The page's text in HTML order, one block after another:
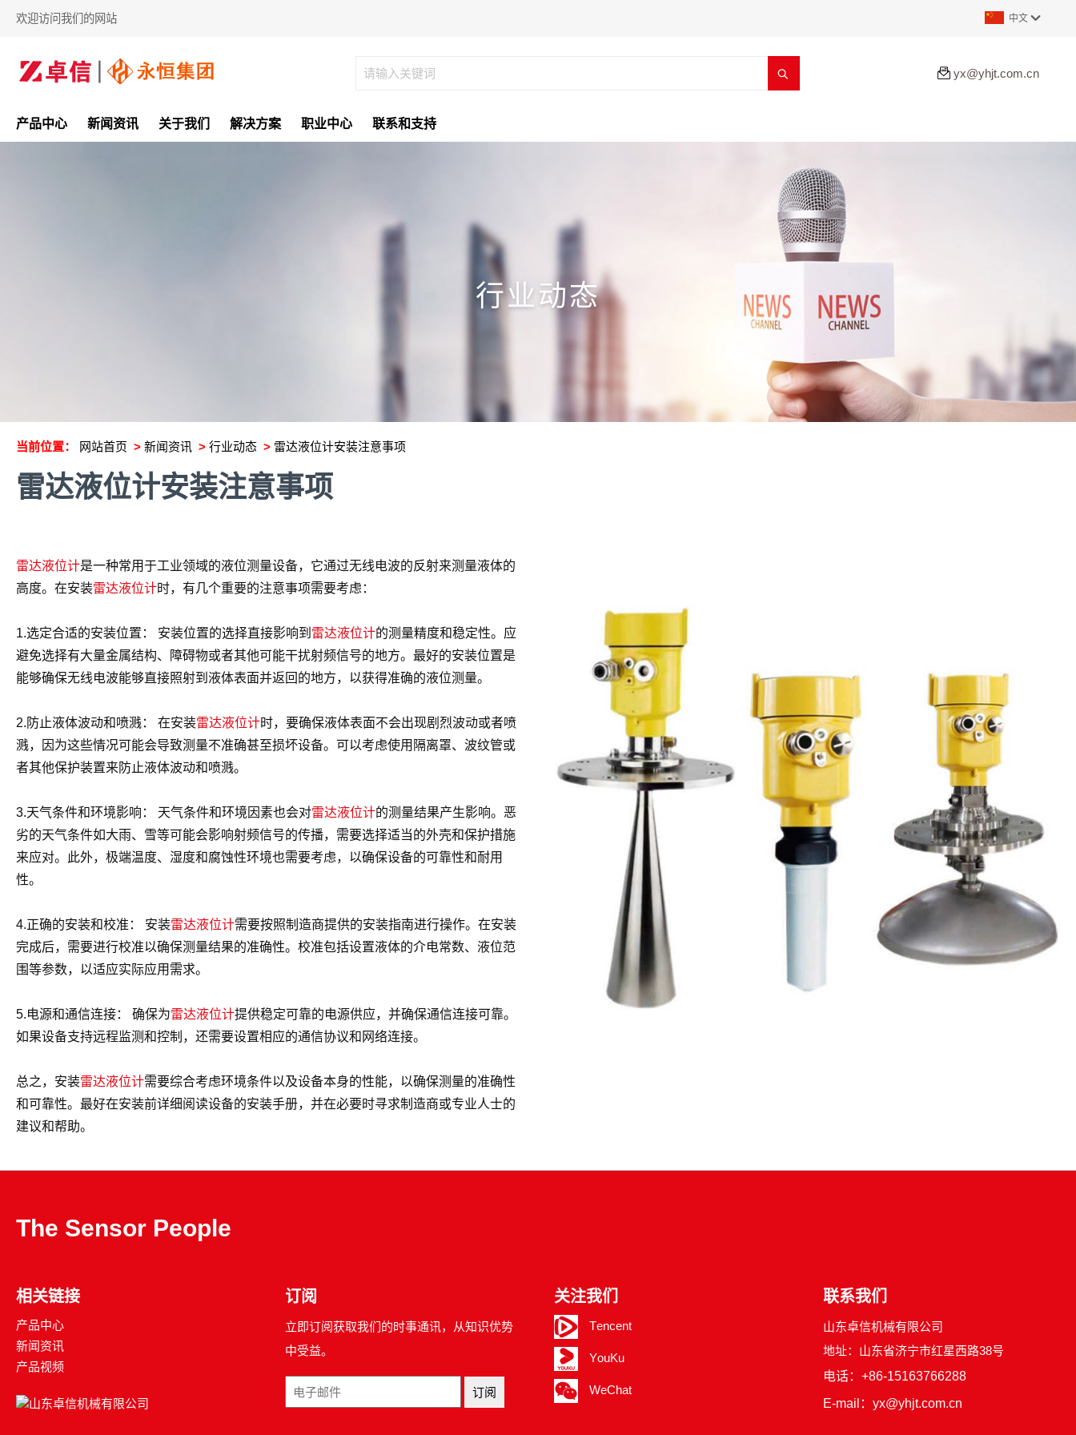
欢迎访问我们的网站 中文 
 yx@yhjt.com.cn
产品中心 新闻资讯 关于我们 解决方案 职业中心 联系和支持
行业动态
当前位置： 网站首页 > 新闻资讯 > 行业动态 > 雷达液位计安装注意事项
雷达液位计安装注意事项
雷达液位计是一种常用于工业领域的液位测量设备，它通过无线电波的反射来测量液体的
高度。在安装雷达液位计时，有几个重要的注意事项需要考虑：
1.选定合适的安装位置： 安装位置的选择直接影响到 雷达液位计的测量精度和稳定性。应
避免选择有大量金属结构、障碍物或者其他可能干扰射频信号的地方。最好的安装位置是
能够确保无线电波能够直接照射到液体表面并返回的地方，以获得准确的液位测量。
2.防止液体波动和喷溅： 在安装雷达液位计时，要确保液体表面不会出现剧烈波动或者喷
溅，因为这些情况可能会导致测量不准确甚至损坏设备。可以考虑使用隔离罩、波纹管或
者其他保护装置来防止液体波动和喷溅。
3.天气条件和环境影响： 天气条件和环境因素也会对雷达液位计的测量结果产生影响。恶
劣的天气条件如大雨、雪等可能会影响射频信号的传播，需要选择适当的外壳和保护措施
来应对。此外，极端温度、湿度和腐蚀性环境也需要考虑，以确保设备的可靠性和耐用
性。
4.正确的安装和校准： 安装雷达液位计需要按照制造商提供的安装指南进行操作。在安装
完成后，需要进行校准以确保测量结果的准确性。校准包括设置液体的介电常数、液位范
围等参数，以适应实际应用需求。
5.电源和通信连接： 确保为雷达液位计提供稳定可靠的电源供应，并确保通信连接可靠。
如果设备支持远程监测和控制，还需要设置相应的通信协议和网络连接。
总之，安装雷达液位计需要综合考虑环境条件以及设备本身的性能，以确保测量的准确性
和可靠性。最好在安装前详细阅读设备的安装手册，并在必要时寻求制造商或专业人士的
建议和帮助。
The Sensor People
相关链接
产品中心
新闻资讯
产品视频
订阅
立即订阅获取我们的时事通讯，从知识优势
中受益。
订阅
关注我们
Tencent
YouKu
WeChat
联系我们
山东卓信机械有限公司
地址：山东省济宁市红星西路38号
电话：+86-15163766288
E-mail：yx@yhjt.com.cn